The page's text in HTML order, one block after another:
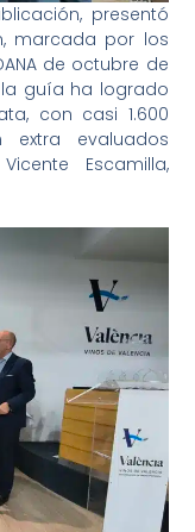
presentó
marcada por los
de octubre de
la guía ha logrado
con casi 1.600
evaluados
Escamilla,